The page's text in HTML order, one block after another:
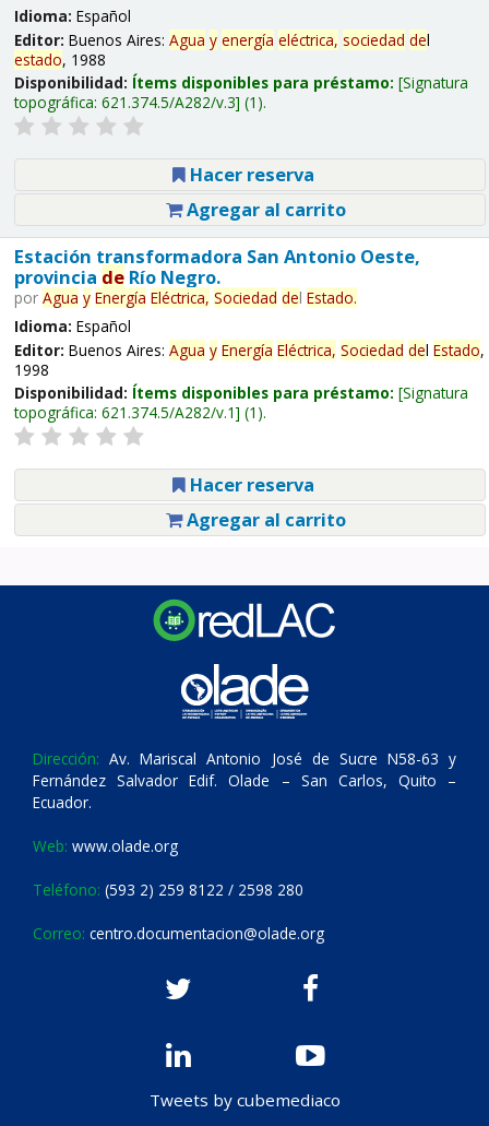
Idioma: Español
Editor: Buenos Aires: Agua y energía eléctrica, sociedad del
estado, 1988
Disponibilidad: Ítems disponibles para préstamo: Signatura
topográfica: 621.374.5/A282/v.3 (1).
Hacer reserva
Agregar al carrito
Estación transformadora San Antonio Oeste,
provincia deRío Negro.
por Agua y Energía Eléctrica, Sociedad del Estado.
Idioma: Español
Editor: Buenos Aires: Agua y Energía Eléctrica, Sociedad del Estado,
1998
Disponibilidad: Ítems disponibles para préstamo: Signatura
topográfica: 621.374.5/A282/v.1 (1).
Hacer reserva
Agregar al carrito
Dirección: Av. Mariscal Antonio José de Sucre N58-63 y
Fernández Salvador Edif. Olade – San Carlos, Quito –
Ecuador.
Web: www.olade.org
Teléfono: (593 2) 259 8122 / 2598 280
Correo: centro.documentacion@olade.org
Tweets by cubemediaco